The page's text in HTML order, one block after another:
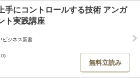
手にコントロールする技術 アンガ
ト実践講座
ビジネス新書
無料立読み